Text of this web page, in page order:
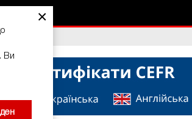
×
. Ви